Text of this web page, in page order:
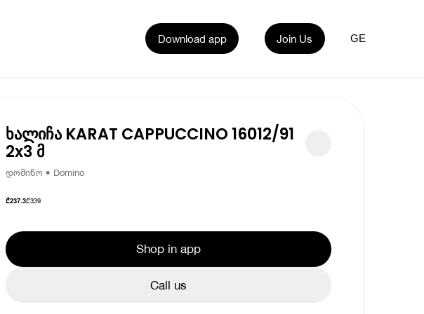
Download app Join Us GE
ხალიჩა KARAT CAPPUCCINO 16012/91
2x3 მ
დომინო • Domino
₾237.3₾339
Shop in app
Call us